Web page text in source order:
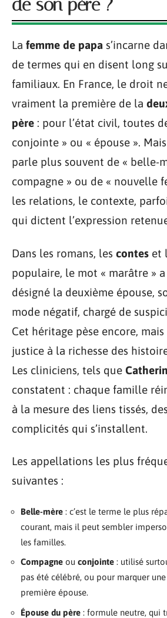
de son père ?
La femme de papa s’incarne
de termes qui en disent long
familiaux. En France, le droit
vraiment la première de la
père : pour l’état civil, toutes
conjointe » ou « épouse ».
parle plus souvent de « belle-
compagne » ou de « nouvelle
les relations, le contexte,
qui dictent l’expression
Dans les romans, les contes et
populaire, le mot « marâtre »
désigné la deuxième épouse,
mode négatif, chargé de
Cet héritage pèse encore,
justice à la richesse des
Les cliniciens, tels que
constatent : chaque famille
à la mesure des liens tissés,
complicités qui s’installent.
Les appellations les plus
suivantes :
Belle-mère : c’est le terme le plus
courant, mais il peut sembler
les familles.
Compagne ou conjointe : utilisé
pas été célébré, ou pour marquer
première épouse.
Épouse du père : formule neutre, qui